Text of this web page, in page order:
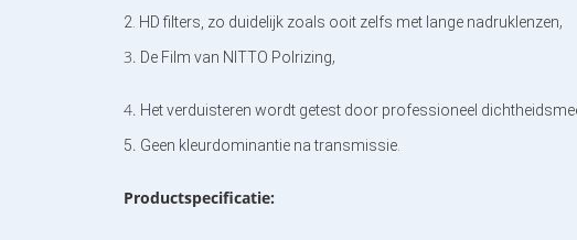
2. HD filters, zo duidelijk zoals ooit zelfs met lange nadruklenzen,
3. De Film van NITTO Polrizing,
4. Het verduisteren wordt getest door professioneel
5. Geen kleurdominantie na transmissie.
Productspecificatie: